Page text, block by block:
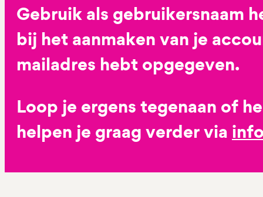
Gebruik als gebruikersnaam
bij het aanmaken van je
mailadres hebt opgegeven.
Loop je ergens tegenaan of
helpen je graag verder via